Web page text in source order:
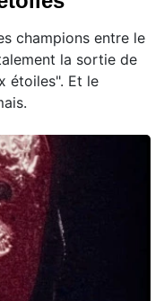
champions entre le
la sortie de
étoiles". Et le